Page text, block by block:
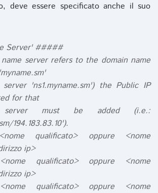
deve essere specificato anche il suo
Server' #####
server refers to the domain name
'ns1.myname.sm') the Public IP
for that
must be added (i.e.:
194.183.83.10').
qualificato> oppure <nome
ip>
qualificato> oppure <nome
ip>
qualificato> oppure <nome